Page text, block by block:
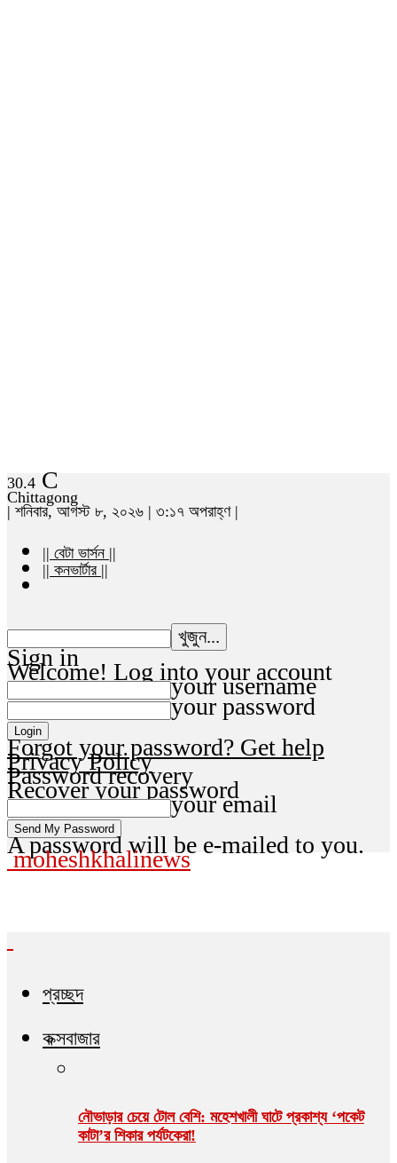
30.4 C
Chittagong
| শনিবার, আগস্ট ৮, ২০২৬ | ৩:১৭ অপরাহ্ণ |
|| বেটা ভার্সন ||
|| কনভার্টার ||
Sign in
Welcome! Log into your account
your username
your password
Forgot your password? Get help
Privacy Policy
Password recovery
Recover your password
your email
A password will be e-mailed to you.
moheshkhalinews
প্রচ্ছদ
কক্সবাজার
নৌভাড়ার চেয়ে টোল বেশি: মহেশখালী ঘাটে প্রকাশ্য ‘পকেট
কাটা’র শিকার পর্যটকেরা!